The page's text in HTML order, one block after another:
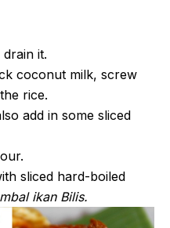
it.
coconut milk, screw
rice.
add in some sliced
sliced hard-boiled
ikan Bilis.